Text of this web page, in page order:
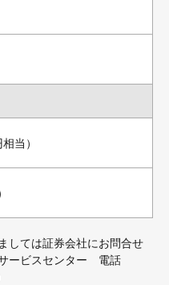
当）
しては証券会社にお問合せ
ービスセンター 電話